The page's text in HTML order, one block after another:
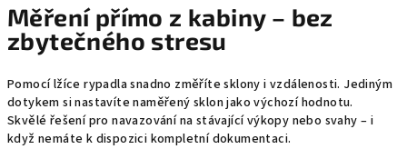
Měření přímo z kabiny – bez
zbytečného stresu
Pomocí lžíce rypadla snadno změříte sklony i vzdálenosti. Jediným
dotykem si nastavíte naměřený sklon jako výchozí hodnotu.
Skvělé řešení pro navazování na stávající výkopy nebo svahy – i
když nemáte k dispozici kompletní dokumentaci.